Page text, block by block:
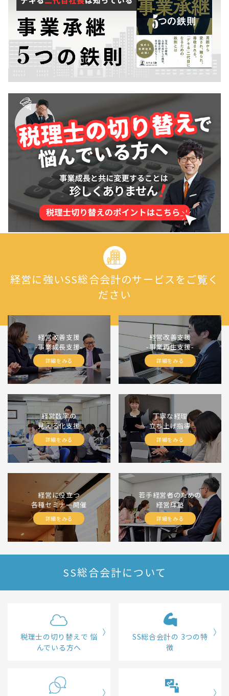
経営に強いSS総合会計のサービスをご覧く
ださい
経営改善支援
-事業成長支援-
詳細をみる
経営改善支援
-事業再生支援-
詳細をみる
経営数字の
見える化支援
詳細をみる
丁寧な経理
立ち上げ指導
詳細をみる
経営に役立つ
各種セミナー開催
詳細をみる
若手経営者のための
経営輝塾
詳細をみる
SS総合会計について
税理士の切り替えで 悩
んでいる方へ
SS総合会計の 3つの特
徴